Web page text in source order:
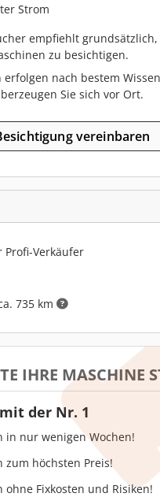
Strom
empfiehlt grundsätzlich,
zu besichtigen.
erfolgen nach bestem
Sie sich vor Ort.
vereinbaren
Profi-Verkäufer
735 km
IHRE MASCHINE
der Nr. 1
in nur wenigen Wochen!
zum höchsten Preis!
ohne Fixkosten und Risiken!